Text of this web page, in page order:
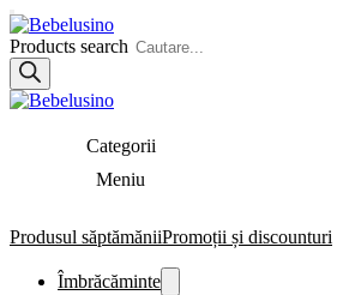
Products search
Categorii
Meniu
Produsul săptămăniiPromoții și discounturi
Îmbrăcăminte